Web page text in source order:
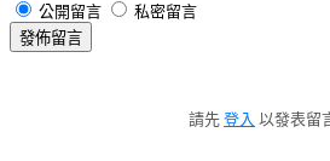
公開留言
私密留言
發佈留言
請先 登入 以發表留